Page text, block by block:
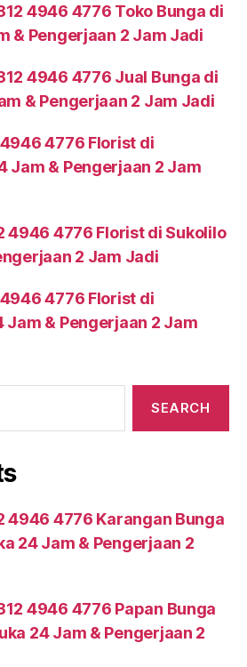
4946 4776 Toko Bunga di
& Pengerjaan 2 Jam Jadi
4946 4776 Jual Bunga di
& Pengerjaan 2 Jam Jadi
4776 Florist di
Jam & Pengerjaan 2 Jam
4946 4776 Florist di Sukolilo
2 Jam Jadi
4776 Florist di
Jam & Pengerjaan 2 Jam
4946 4776 Karangan Bunga
24 Jam & Pengerjaan 2
4946 4776 Papan Bunga
24 Jam & Pengerjaan 2